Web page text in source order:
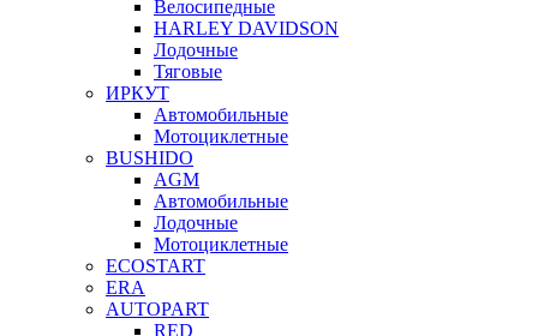
Велосипедные
HARLEY DAVIDSON
Лодочные
Тяговые
ИРКУТ
Автомобильные
Мотоциклетные
BUSHIDO
AGM
Автомобильные
Лодочные
Мотоциклетные
ECOSTART
ERA
AUTOPART
RED